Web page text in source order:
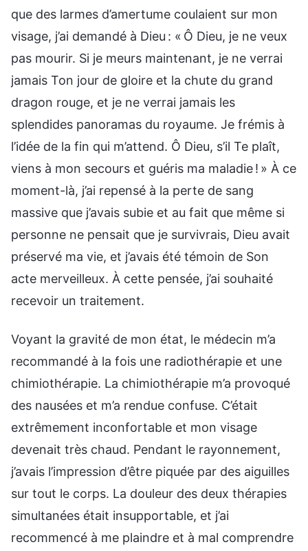
que des larmes d’amertume coulaient sur mon
visage, j’ai demandé à Dieu : « Ô Dieu, je ne veux
pas mourir. Si je meurs maintenant, je ne verrai
jamais Ton jour de gloire et la chute du grand
dragon rouge, et je ne verrai jamais les
splendides panoramas du royaume. Je frémis à
l’idée de la fin qui m’attend. Ô Dieu, s’il Te plaît,
viens à mon secours et guéris ma maladie ! » À ce
moment-là, j’ai repensé à la perte de sang
massive que j’avais subie et au fait que même si
personne ne pensait que je survivrais, Dieu avait
préservé ma vie, et j’avais été témoin de Son
acte merveilleux. À cette pensée, j’ai souhaité
recevoir un traitement.
Voyant la gravité de mon état, le médecin m’a
recommandé à la fois une radiothérapie et une
chimiothérapie. La chimiothérapie m’a provoqué
des nausées et m’a rendue confuse. C’était
extrêmement inconfortable et mon visage
devenait très chaud. Pendant le rayonnement,
j’avais l’impression d’être piquée par des aiguilles
sur tout le corps. La douleur des deux thérapies
simultanées était insupportable, et j’ai
recommencé à me plaindre et à mal comprendre